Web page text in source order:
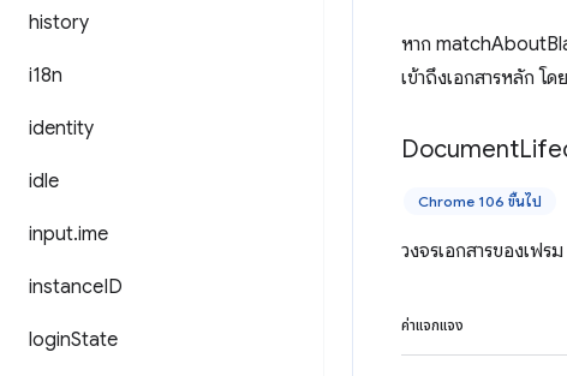
history
i18n
identity
idle
input.ime
instanceID
loginState
หาก
เข้าถึงเอกสารหลัก โ
Document
Chrome 106 ขึ้นไป
วงจรเอกสารของเฟรม
ค่าแจกแจง